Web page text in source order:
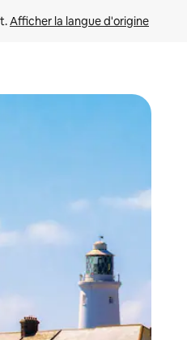
Afficher la langue d'origine